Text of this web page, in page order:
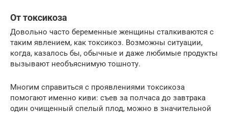
От токсикоза
Довольно часто беременные женщины сталкиваются с
таким явлением, как токсикоз. Возможны ситуации,
когда, казалось бы, обычные и даже любимые продукты
вызывают необъяснимую тошноту.
Многим справиться с проявлениями токсикоза
помогают именно киви: съев за полчаса до завтрака
один очищенный спелый плод, можно в значительной